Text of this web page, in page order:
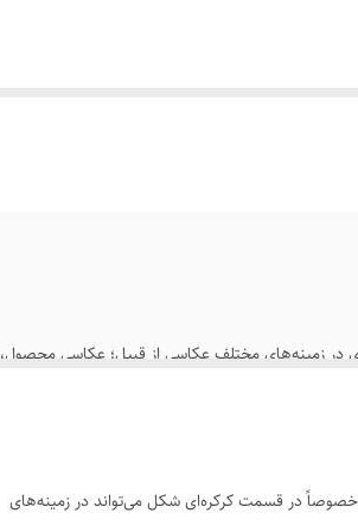
در زمینه‌های مختلف عکاسی از قبیل؛ عکاسی محصول،
خصوصاً در قسمت کرکره‌ای شکل می‌تواند در زمینه‌های